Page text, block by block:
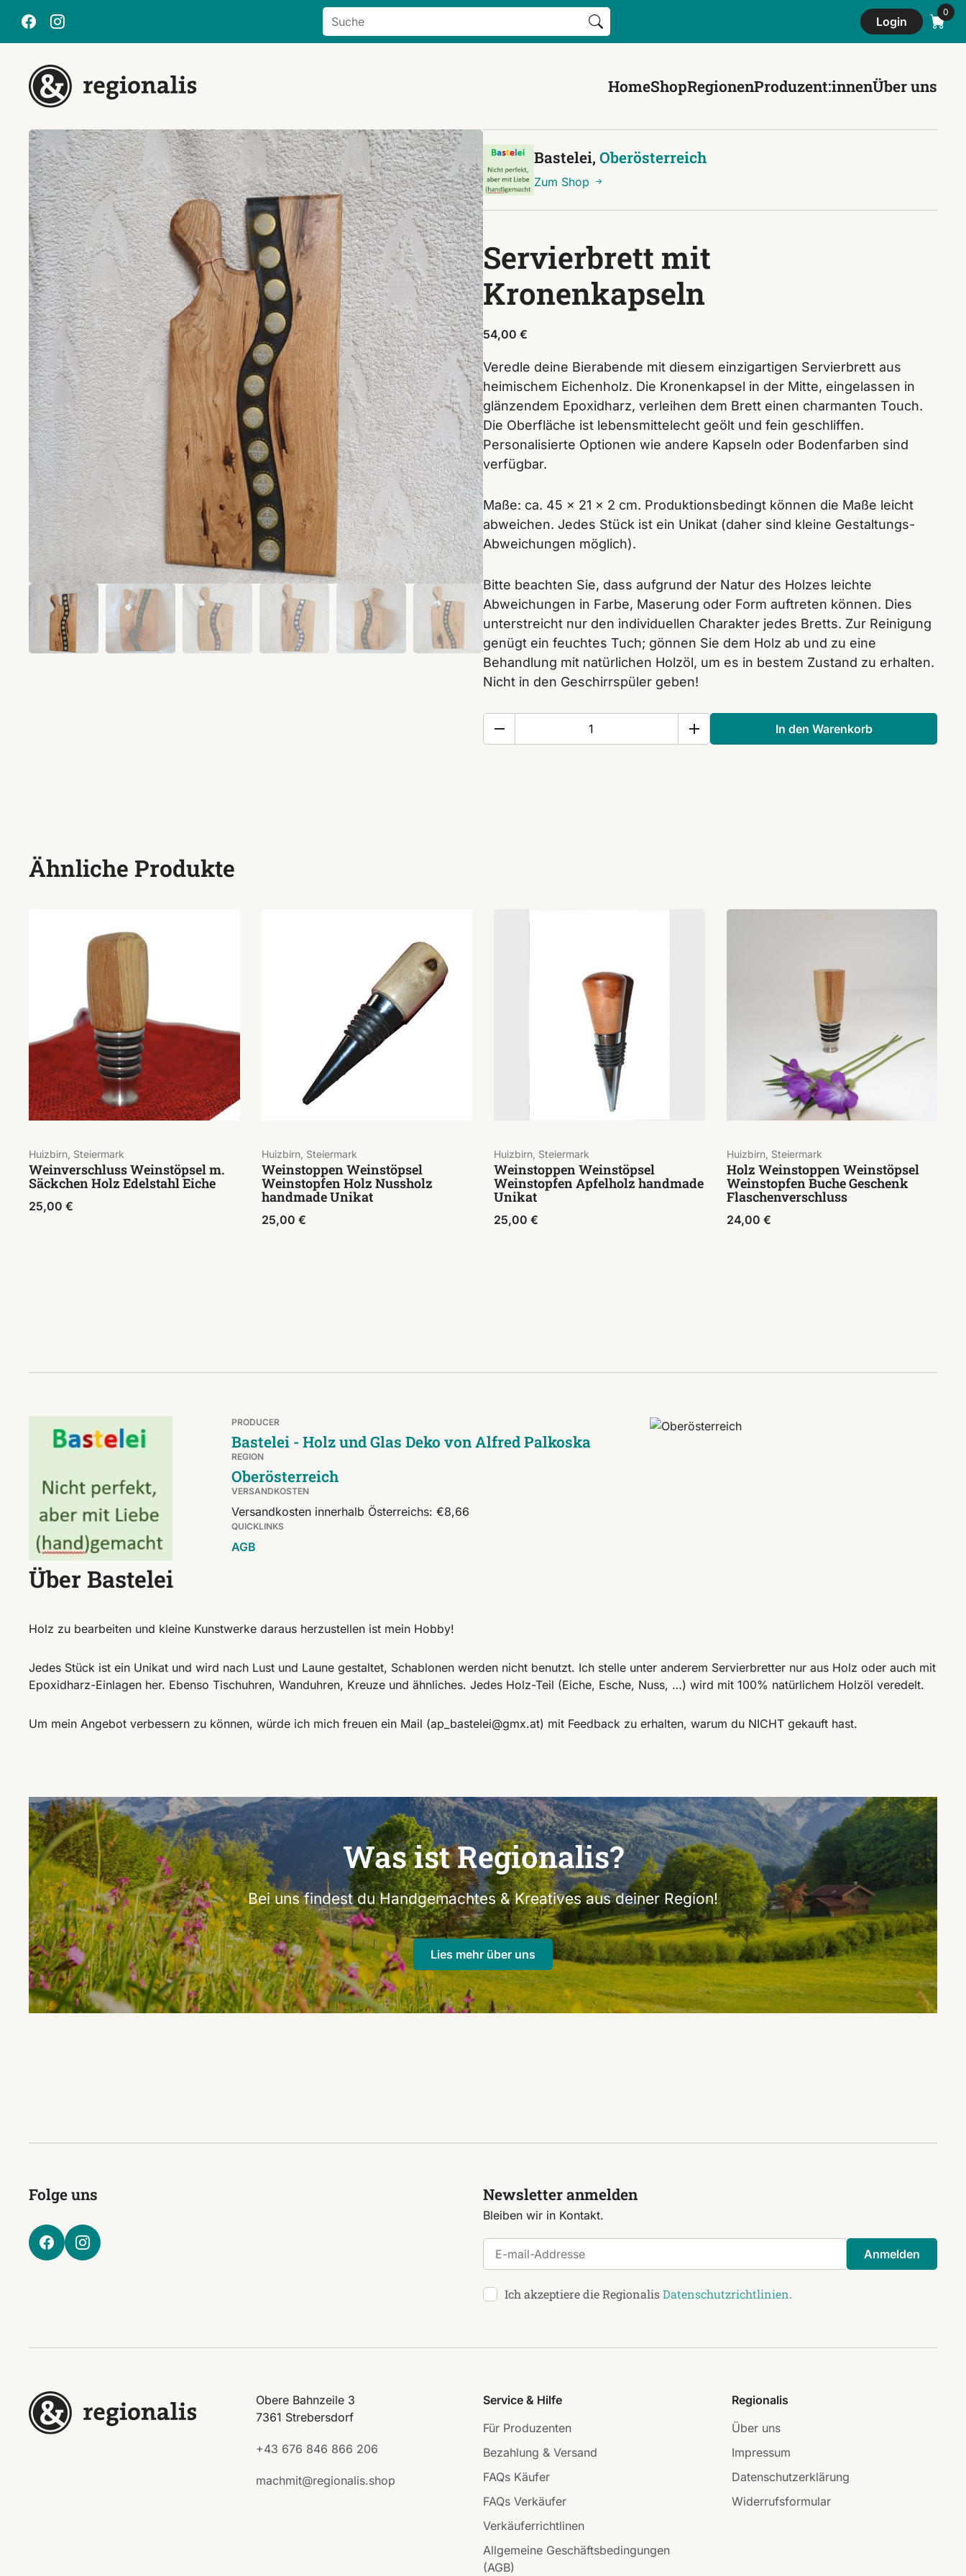
Search
for:
Search Button
Login
HomeShopRegionenProduzent:innenÜber uns
Bastelei,Oberösterreich
Zum Shop
Servierbrett mit
Kronenkapseln
54,00 €
Veredle deine Bierabende mit diesem einzigartigen Servierbrett aus
heimischem Eichenholz. Die Kronenkapsel in der Mitte, eingelassen in
glänzendem Epoxidharz, verleihen dem Brett einen charmanten Touch.
Die Oberfläche ist lebensmittelecht geölt und fein geschliffen.
Personalisierte Optionen wie andere Kapseln oder Bodenfarben sind
verfügbar.
Maße: ca. 45 x 21 x 2 cm. Produktionsbedingt können die Maße leicht
abweichen. Jedes Stück ist ein Unikat (daher sind kleine Gestaltungs-
Abweichungen möglich).
Bitte beachten Sie, dass aufgrund der Natur des Holzes leichte
Abweichungen in Farbe, Maserung oder Form auftreten können. Dies
unterstreicht nur den individuellen Charakter jedes Bretts. Zur Reinigung
genügt ein feuchtes Tuch; gönnen Sie dem Holz ab und zu eine
Behandlung mit natürlichen Holzöl, um es in bestem Zustand zu erhalten.
Nicht in den Geschirrspüler geben!
In den Warenkorb
Ähnliche Produkte
Huizbirn, Steiermark
Weinverschluss Weinstöpsel m.
Säckchen Holz Edelstahl Eiche
25,00 €
Huizbirn, Steiermark
Weinstoppen Weinstöpsel
Weinstopfen Holz Nussholz
handmade Unikat
25,00 €
Huizbirn, Steiermark
Weinstoppen Weinstöpsel
Weinstopfen Apfelholz handmade
Unikat
25,00 €
Huizbirn, Steiermark
Holz Weinstoppen Weinstöpsel
Weinstopfen Buche Geschenk
Flaschenverschluss
24,00 €
PRODUCER
Bastelei - Holz und Glas Deko von Alfred Palkoska
REGION
Oberösterreich
VERSANDKOSTEN
Versandkosten innerhalb Österreichs: €8,66
QUICKLINKS
AGB
Über Bastelei
Holz zu bearbeiten und kleine Kunstwerke daraus herzustellen ist mein Hobby!
Jedes Stück ist ein Unikat und wird nach Lust und Laune gestaltet, Schablonen werden nicht benutzt. Ich stelle unter anderem Servierbretter nur aus Holz oder auch mit
Epoxidharz-Einlagen her. Ebenso Tischuhren, Wanduhren, Kreuze und ähnliches. Jedes Holz-Teil (Eiche, Esche, Nuss, …) wird mit 100% natürlichem Holzöl veredelt.
Um mein Angebot verbessern zu können, würde ich mich freuen ein Mail (ap_bastelei@gmx.at) mit Feedback zu erhalten, warum du NICHT gekauft hast.
Was ist Regionalis?
Bei uns findest du Handgemachtes & Kreatives aus deiner Region!
Lies mehr über uns
Folge uns Newsletter anmelden
Bleiben wir in Kontakt.
E-mail-Addresse
Anmelden
Ich akzeptiere die RegionalisDatenschutzrichtlinien.
Obere Bahnzeile 3
7361 Strebersdorf
+43 676 846 866 206
machmit@regionalis.shop
Service & Hilfe
Für Produzenten
Bezahlung & Versand
FAQs Käufer
FAQs Verkäufer
Verkäuferrichtlinen
Allgemeine Geschäftsbedingungen
(AGB)
Regionalis
Über uns
Impressum
Datenschutzerklärung
Widerrufsformular